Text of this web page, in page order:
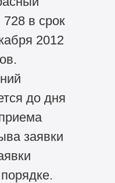
728 в срок
2012
до дня
заявки